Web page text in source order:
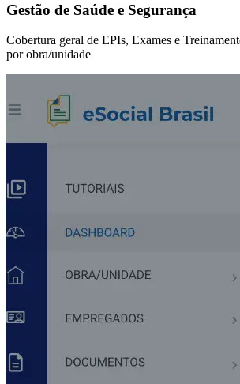
Gestão de Saúde e Segurança
Cobertura geral de EPIs, Exames e
por obra/unidade